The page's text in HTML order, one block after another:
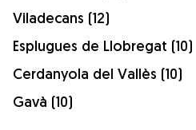
Viladecans (12)
Esplugues de Llobregat (10)
Cerdanyola del Vallès (10)
Gavà (10)